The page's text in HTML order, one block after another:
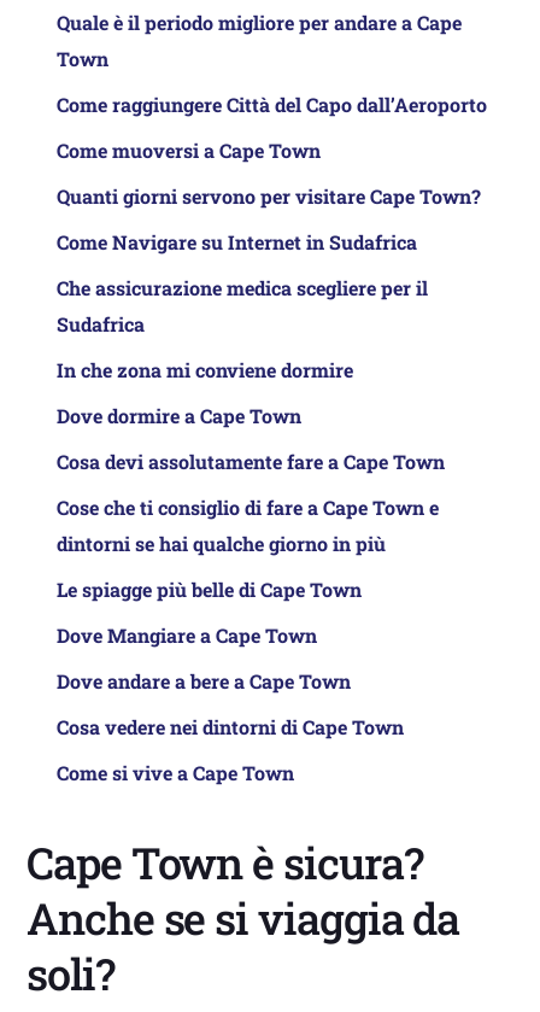
Quale è il periodo migliore per andare a Cape
Town
Come raggiungere Città del Capo dall’Aeroporto
Come muoversi a Cape Town
Quanti giorni servono per visitare Cape Town?
Come Navigare su Internet in Sudafrica
Che assicurazione medica scegliere per il
Sudafrica
In che zona mi conviene dormire
Dove dormire a Cape Town
Cosa devi assolutamente fare a Cape Town
Cose che ti consiglio di fare a Cape Town e
dintorni se hai qualche giorno in più
Le spiagge più belle di Cape Town
Dove Mangiare a Cape Town
Dove andare a bere a Cape Town
Cosa vedere nei dintorni di Cape Town
Come si vive a Cape Town
Cape Town è sicura?
Anche se si viaggia da
soli?